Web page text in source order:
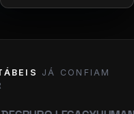
JÁ CONFIAM